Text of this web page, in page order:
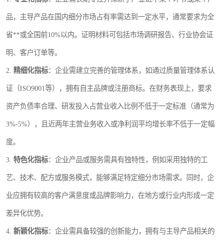
品，主导产品在国内细分市场占有率需达到一定水平，通常要求为全
省**或全国前10%以内。证明材料可包括市场调研报告、行业协会证
明、客户订单等。
2. 精细化指标：企业需建立完善的管理体系，如通过质量管理体系认
证（ISO9001等），拥有自主品牌或注册商标。在财务表现上，要求
资产负债率合理、研发投入占营业收入比例不低于一定标准（通常为
3%-5%），且近两年主营业务收入或净利润平均增长率不低于一定幅
度。
3. 特色化指标：企业产品或服务需具有独特性，例如采用独特的工
艺、技术、配方或服务模式，能够满足特定细分市场需求。同时，企
业应拥有较高的客户满意度或品牌影响力，在地方或行业内形成一定
差异化优势。
4. 新颖化指标：企业需具备较强的创新能力，拥有与主导产品相关的